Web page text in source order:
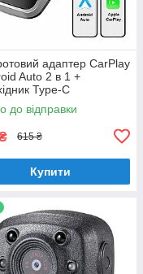
адаптер CarPlay
Auto 2 в 1 +
Type-C
до відправки
615 ₴
Купити